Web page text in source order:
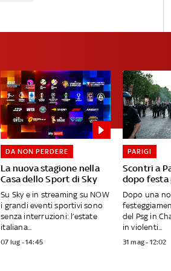
La nuova stagione nella
Casa dello Sport di Sky
DA NON PERDERE
Su Sky e in streaming su NOW
i grandi eventi sportivi sono
senza interruzioni: l’estate
italiana...
07 lug - 14:45
Scontri a
dopo festa
PARIGI
Dopo una
del Psg in
in violenti...
31 mag - 12:02